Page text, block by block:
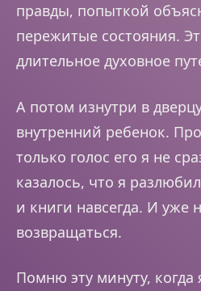
правды, попыткой
пережитые состояния.
длительное духовное
А потом изнутри в
внутренний ребенок.
только голос его я не
казалось, что я
и книги навсегда. И уже
возвращаться.
Помню эту минуту, когда